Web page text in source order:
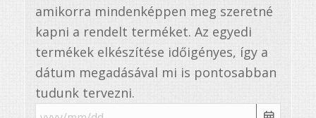
amikorra mindenképpen meg szeretné
kapni a rendelt terméket. Az egyedi
termékek elkészítése időigényes, így a
dátum megadásával mi is pontosabban
tudunk tervezni.